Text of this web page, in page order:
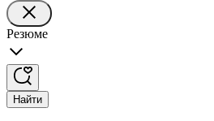
Резюме
Найти